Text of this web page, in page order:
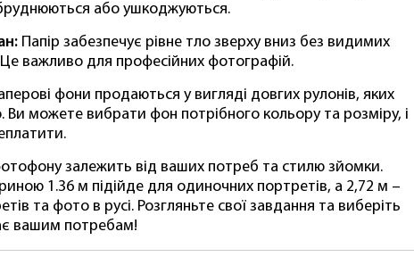
або ушкоджуються.
Папір забезпечує рівне тло зверху вниз без видимих ​​
Це важливо для професійних фотографій.
фони продаються у вигляді довгих рулонів, яких
Ви можете вибрати фон потрібного кольору та розміру, і
залежить від ваших потреб та стилю зйомки.
1.36 м підійде для одиночних портретів, а 2,72 м –
та фото в русі. Розгляньте свої завдання та виберіть
вашим потребам!